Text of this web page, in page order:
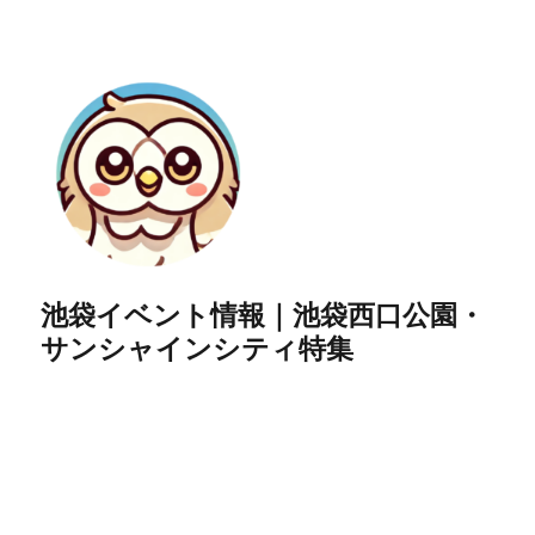
池袋イベント情報｜池袋西口公園・
サンシャインシティ特集